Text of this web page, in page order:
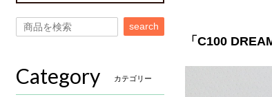
「C100
search
Category カテゴリー